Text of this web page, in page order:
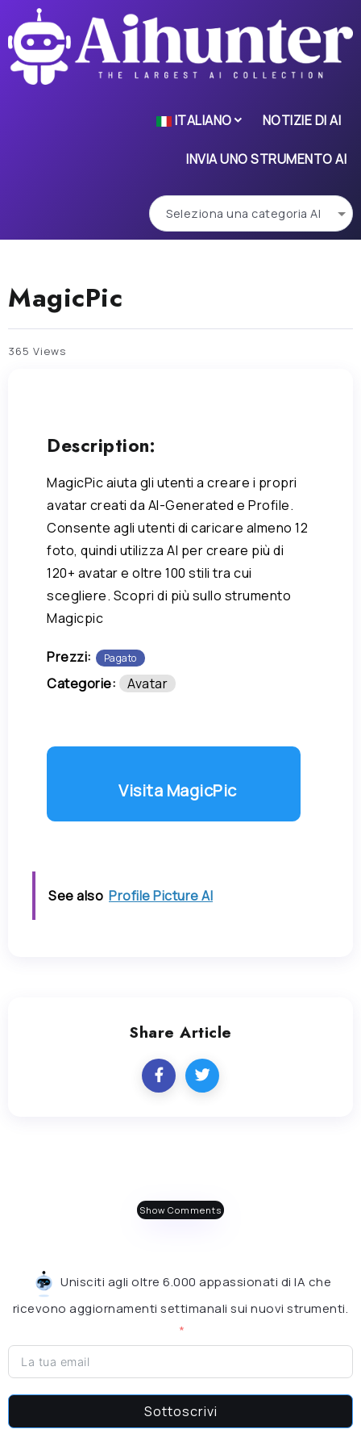
ITALIANO NOTIZIE DI AI
INVIA UNO STRUMENTO AI
MagicPic
365 Views
Description:
MagicPic aiuta gli utenti a creare i propri
avatar creati da AI-Generated e Profile.
Consente agli utenti di caricare almeno 12
foto, quindi utilizza AI per creare più di
120+ avatar e oltre 100 stili tra cui
scegliere. Scopri di più sullo strumento
Magicpic
Prezzi: Pagato
Categorie: Avatar
Visita MagicPic
See also Profile Picture AI
Share Article
Show Comments
Unisciti agli oltre 6.000 appassionati di IA che
ricevono aggiornamenti settimanali sui nuovi strumenti.
Sottoscrivi